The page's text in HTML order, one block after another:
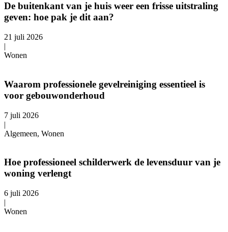
De buitenkant van je huis weer een frisse uitstraling
geven: hoe pak je dit aan?
21 juli 2026
|
Wonen
Waarom professionele gevelreiniging essentieel is
voor gebouwonderhoud
7 juli 2026
|
Algemeen, Wonen
Hoe professioneel schilderwerk de levensduur van je
woning verlengt
6 juli 2026
|
Wonen